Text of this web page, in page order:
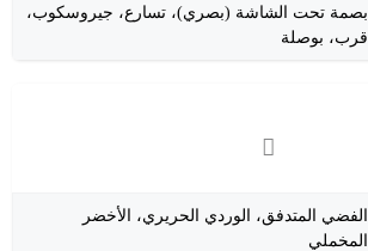
بصمة تحت الشاشة (بصري)، تسارع، جيروسكوب،
قرب، بوصلة
الفضي المتدفق، الوردي الحريري، الأخضر
المخملي